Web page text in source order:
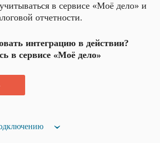
в сервисе «Моё дело» и
отчетности.
интеграцию в действии?
в сервисе «Моё дело»